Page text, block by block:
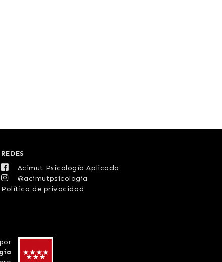
REDES
Acimut Psicología Aplicada
@acimutpsicologia
Política de privacidad